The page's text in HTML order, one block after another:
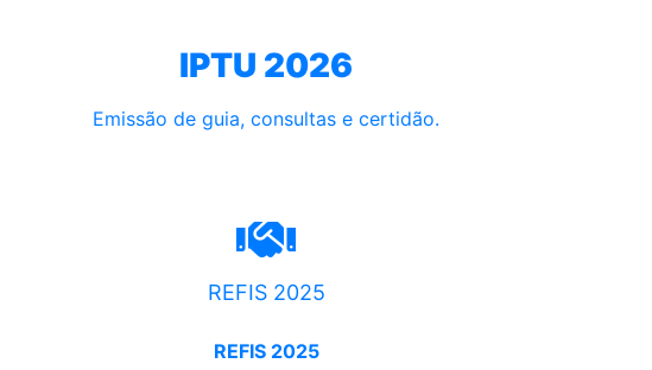
IPTU 2026
Emissão de guia, consultas e certidão.
REFIS 2025
REFIS 2025